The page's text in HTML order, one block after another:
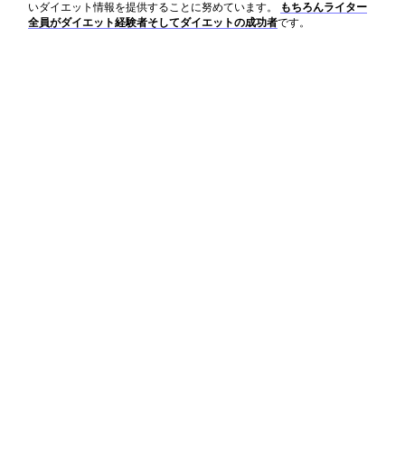
いダイエット情報を提供することに努めています。
もちろんライター
全員がダイエット経験者そしてダイエットの成功者です。